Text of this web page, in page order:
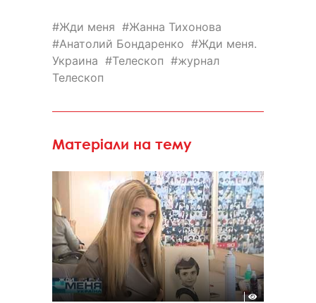
Жди меня
Жанна Тихонова
Анатолий Бондаренко
Жди меня.
Украина
Телескоп
журнал
Телескоп
Матеріали на тему